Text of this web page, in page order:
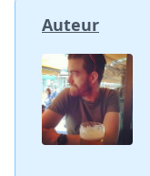
Auteur